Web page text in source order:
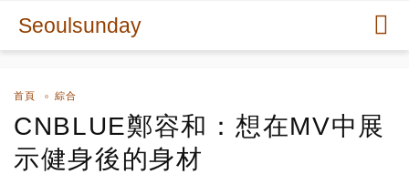
Seoulsunday
首頁 綜合
CNBLUE鄭容和：想在MV中展
示健身後的身材